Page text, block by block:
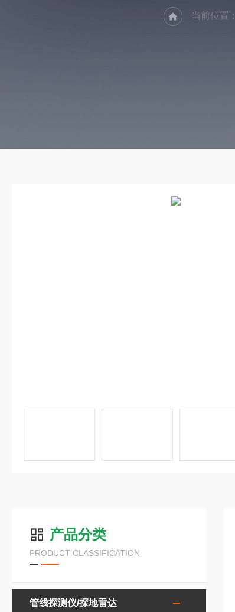
当前位置：
产品分类
PRODUCT CLASSIFICATION
管线探测仪/探地雷达